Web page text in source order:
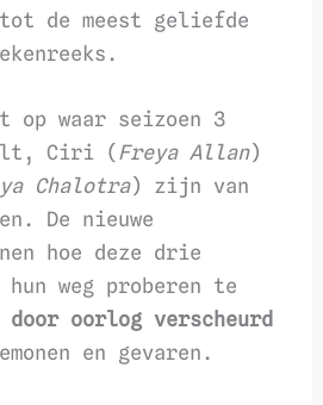
tot de meest geliefde
op waar seizoen 3
Ciri (Freya Allan)
Chalotra) zijn van
De nieuwe
hoe deze drie
hun weg proberen te
door oorlog verscheurd
en gevaren.